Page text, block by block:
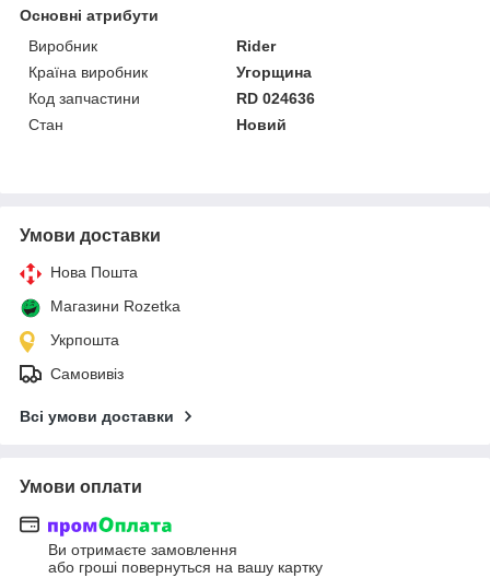
Основні атрибути
Виробник
Rider
Країна виробник
Угорщина
Код запчастини
RD 024636
Стан
Новий
Умови доставки
Нова Пошта
Магазини Rozetka
Укрпошта
Самовивіз
Всі умови доставки
Умови оплати
Ви отримаєте замовлення
або гроші повернуться на вашу картку